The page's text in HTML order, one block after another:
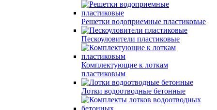
Решетки водоприемные пластиковые
Пескоуловители пластиковые
Комплектующие к лоткам
пластиковым
Лотки водоотводные бетонные